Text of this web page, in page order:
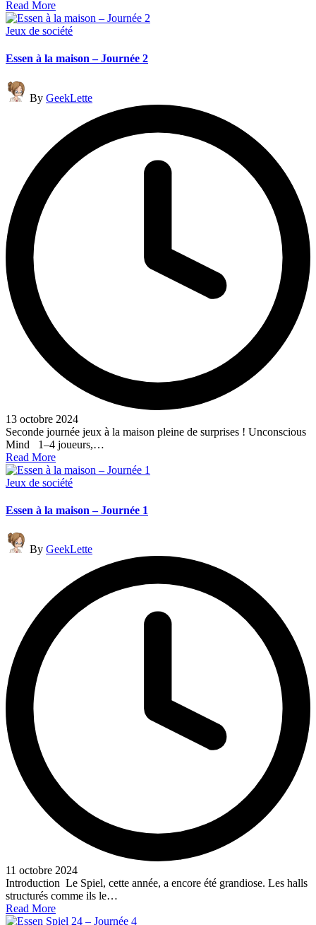
Read More
Posted
Jeux de société
Essen à la maison – Journée 2
Posted
by
By GeekLette
13 octobre 2024
Seconde journée jeux à la maison pleine de surprises ! Unconscious
Mind 1–4 joueurs,…
Read More
Posted
Jeux de société
Essen à la maison – Journée 1
Posted
by
By GeekLette
11 octobre 2024
Introduction Le Spiel, cette année, a encore été grandiose. Les halls
structurés comme ils le…
Read More